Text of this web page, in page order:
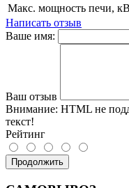
Макс. мощность печи,
Написать отзыв
Ваше имя:
Ваш отзыв
Внимание: HTML не
текст!
Рейтинг
Продолжить